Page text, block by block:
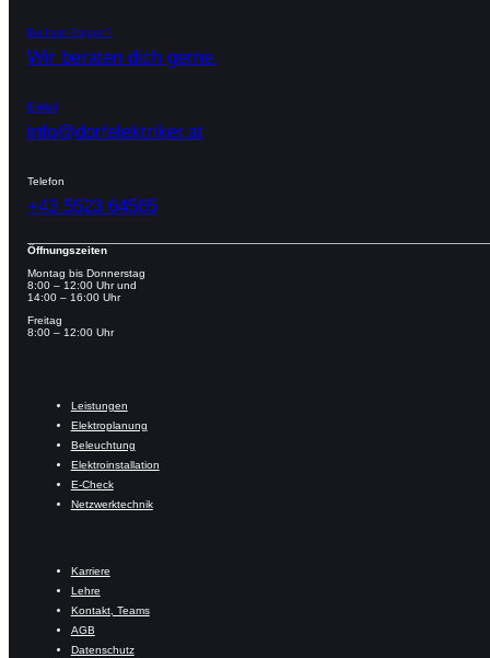
Du hast Fragen?
Wir beraten dich gerne.
E-Mail
info@dorfelektriker.at
Telefon
+43 5523 64565
Öffnungszeiten
Montag bis Donnerstag
8:00 – 12:00 Uhr und
14:00 – 16:00 Uhr
Freitag
8:00 – 12:00 Uhr
Leistungen
Elektroplanung
Beleuchtung
Elektroinstallation
E-Check
Netzwerktechnik
Karriere
Lehre
Kontakt, Teams
AGB
Datenschutz